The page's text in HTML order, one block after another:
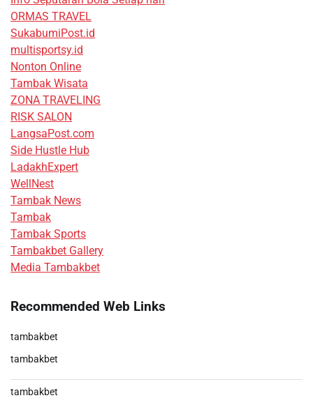
ORMAS TRAVEL
SukabumiPost.id
multisportsy.id
Nonton Online
Tambak Wisata
ZONA TRAVELING
RISK SALON
LangsaPost.com
Side Hustle Hub
LadakhExpert
WellNest
Tambak News
Tambak
Tambak Sports
Tambakbet Gallery
Media Tambakbet
Recommended Web Links
tambakbet
tambakbet
tambakbet